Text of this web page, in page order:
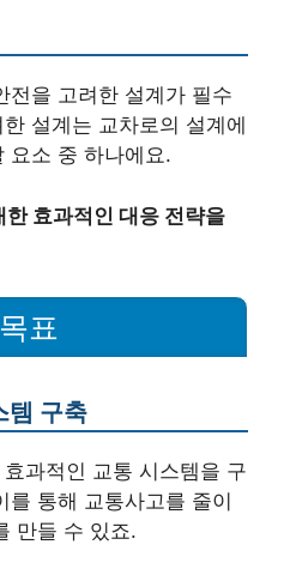
전을 고려한 설계가 필수
설계는 교차로의 설계에
요소 중 하나에요.
효과적인 대응 전략을
표
템 구축
과적인 교통 시스템을 구
를 통해 교통사고를 줄이
만들 수 있죠.